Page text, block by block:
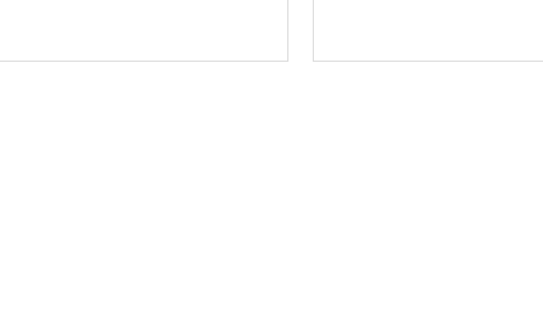
luyện kỹ các tình
duy nhất trên thế giới đưa ra giải pháp “Hệ thống phát
cảm: